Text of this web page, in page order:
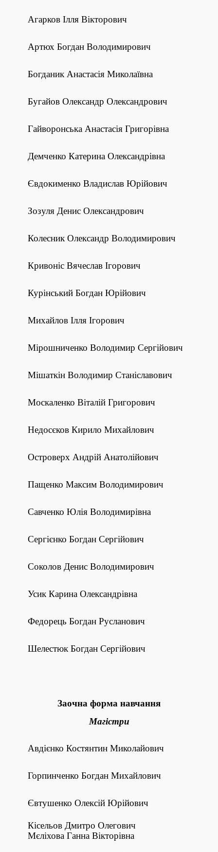
Агарков Ілля Вікторович
Артюх Богдан Володимирович
Богданик Анастасія Миколаївна
Бугайов Олександр Олександрович
Гайворонська Анастасія Григорівна
Демченко Катерина Олександрівна
Євдокименко Владислав Юрійович
Зозуля Денис Олександрович
Колесник Олександр Володимирович
Кривоніс Вячеслав Ігорович
Курінський Богдан Юрійович
Михайлов Ілля Ігорович
Мірошниченко Володимир Сергійович
Мішаткін Володимир Станіславович
Москаленко Віталій Григорович
Недосєков Кирило Михайлович
Островерх Андрій Анатолійович
Пащенко Максим Володимирович
Савченко Юлія Володимирівна
Сергієнко Богдан Сергійович
Соколов Денис Володимирович
Усик Карина Олександрівна
Федорець Богдан Русланович
Шелестюк Богдан Сергійович
Заочна форма навчання
Магістри
Авдієнко Костянтин Миколайович
Горпинченко Богдан Михайлович
Євтушенко Олексій Юрійович
Кісельов Дмитро Олегович
Мєліхова Ганна Вікторівна